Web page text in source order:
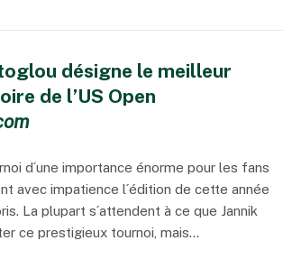
désigne le meilleur
de l’US Open
d´une importance énorme pour les fans
avec impatience l´édition de cette année
La plupart s´attendent à ce que Jannik
ce prestigieux tournoi, mais…